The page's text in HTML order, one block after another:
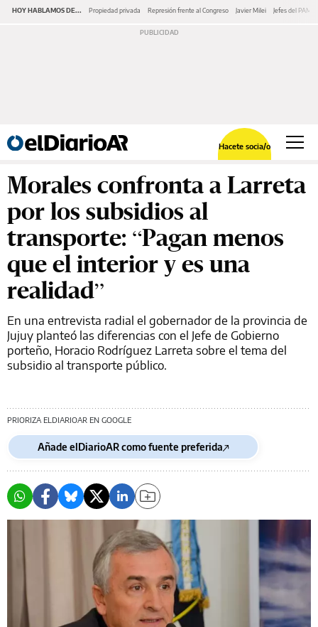
HOY HABLAMOS DE... Propiedad privada Represión frente al Congreso Javier Milei Jefes del PAMI
Hacete socia/o
Morales confronta a Larreta
por los subsidios al
transporte: “Pagan menos
que el interior y es una
realidad”
En una entrevista radial el gobernador de la provincia de
Jujuy planteó las diferencias con el Jefe de Gobierno
porteño, Horacio Rodríguez Larreta sobre el tema del
subsidio al transporte público.
PRIORIZA ELDIARIOAR EN GOOGLE
Añade elDiarioAR como fuente preferida